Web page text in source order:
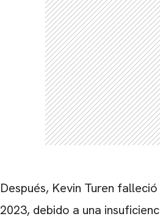
Después, Kevin Turen
2023, debido a una